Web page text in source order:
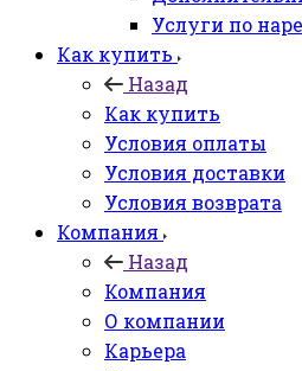
Услуги по
Как купить
Назад
Как купить
Условия оплаты
Условия доставки
Условия возврата
Компания
Назад
Компания
О компании
Карьера